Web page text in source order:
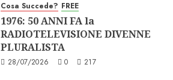
Cosa Succede? FREE
1976: 50 ANNI FA la
RADIOTELEVISIONE DIVENNE
PLURALISTA
28/07/2026 0 217